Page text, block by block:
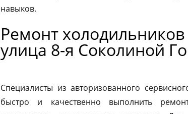
навыков.
Ремонт
улица 8-я Соколиной
Специалисты из авторизованного
быстро и качественно выполнить